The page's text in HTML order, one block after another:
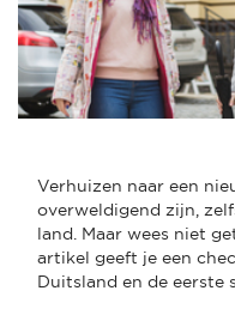
Verhuizen naar een
overweldigend zijn,
land. Maar wees niet
artikel geeft je een
Duitsland en de eerste